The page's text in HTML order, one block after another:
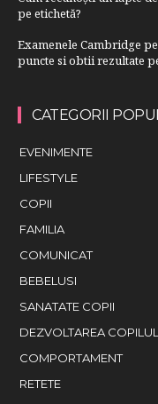
pe etichetă?
Examenele Cambridge
puncte si obtii rezultate
CATEGORII
EVENIMENTE
LIFESTYLE
COPII
FAMILIA
COMUNICAT
BEBELUSI
SANATATE COPII
DEZVOLTAREA
COMPORTAMENT
RETETE